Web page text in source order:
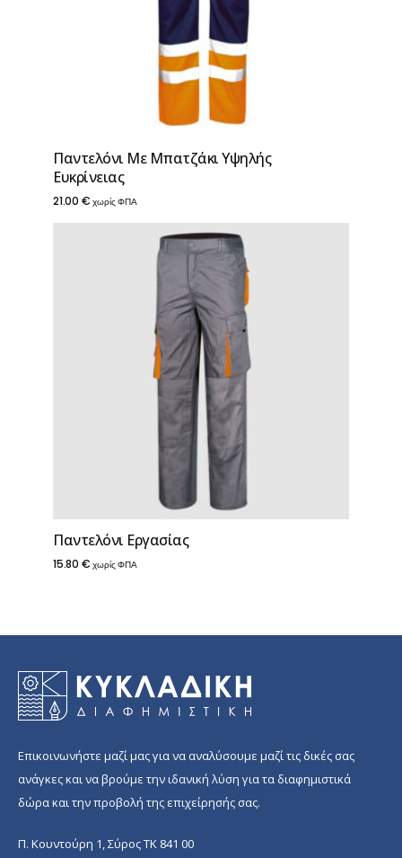
Παντελόνι Με Μπατζάκι Υψηλής
Ευκρίνειας
21.00 € χωρίς ΦΠΑ
Παντελόνι Εργασίας
15.80 € χωρίς ΦΠΑ
Επικοινωνήστε μαζί μας για να αναλύσουμε μαζί τις δικές σας
ανάγκες και να βρούμε την ιδανική λύση για τα διαφημιστικά
δώρα και την προβολή της επιχείρησής σας.
Π. Κουντούρη 1, Σύρος ΤΚ 841 00